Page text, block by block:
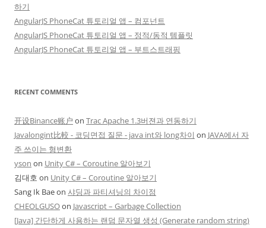
하기
AngularJS PhoneCat 튜토리얼 앱 – 컴포넌트
AngularJS PhoneCat 튜토리얼 앱 – 정적/동적 템플릿
AngularJS PhoneCat 튜토리얼 앱 – 부트스트래핑
RECENT COMMENTS
开设Binance账户 on Trac Apache 1.3버젼과 연동하기
Javalongint比較 - 코딩면접 질문 - java int와 long차이 on JAVA에서 자
주 쓰이는 형변환
yson on Unity C# – Coroutine 알아보기
김대호 on Unity C# – Coroutine 알아보기
Sang Ik Baeon 샤딩과 파티셔닝의 차이점
CHEOLGUSOon Javascript – Garbage Collection
[Java] 간단하게 사용하는 랜덤 문자열 생성 (Generate random string)